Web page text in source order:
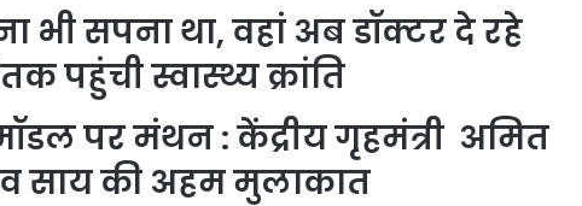
सपना था, वहां अब डॉक्टर दे रहे
पहुंची स्वास्थ्य क्रांति
पर मंथन : केंद्रीय गृहमंत्री अमित
साय की अहम मुलाकात